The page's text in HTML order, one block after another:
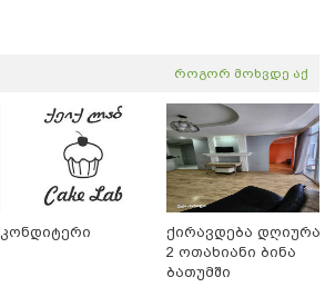
როგორ მოხვდე აქ
კონდიტერი
ქირავდება
2 ოთახიანი ბინა
ბათუმში